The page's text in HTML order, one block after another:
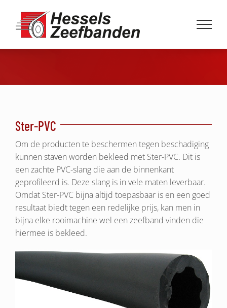
inhoud
Ster-PVC
Om de producten te beschermen tegen beschadiging
kunnen staven worden bekleed met Ster-PVC. Dit is
een zachte PVC-slang die aan de binnenkant
geprofileerd is. Deze slang is in vele maten leverbaar.
Omdat Ster-PVC bijna altijd toepasbaar is en een goed
resultaat biedt tegen een redelijke prijs, kan men in
bijna elke rooimachine wel een zeefband vinden die
hiermee is bekleed.